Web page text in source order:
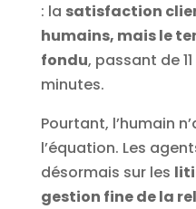
: la satisfaction
humains, mais le
fondu, passant de
minutes.
Pourtant, l’humain
l’équation. Les
désormais sur les
gestion fine de la